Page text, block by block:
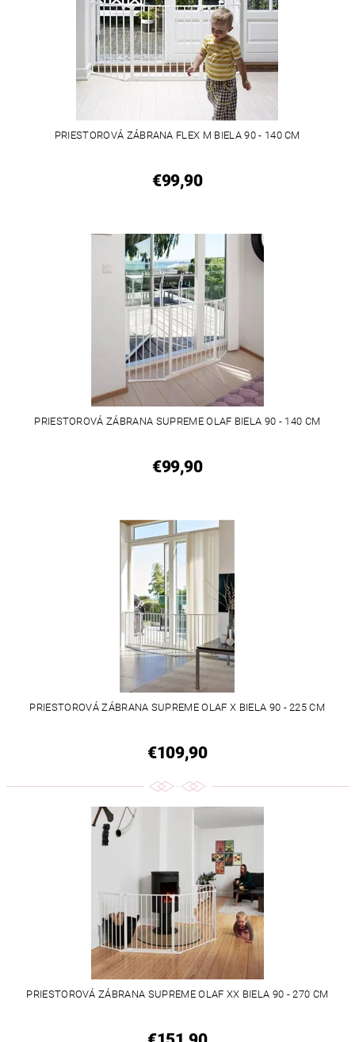
PRIESTOROVÁ ZÁBRANA FLEX M BIELA 90 - 140 CM
€99,90
PRIESTOROVÁ ZÁBRANA SUPREME OLAF BIELA 90 - 140 CM
€99,90
PRIESTOROVÁ ZÁBRANA SUPREME OLAF X BIELA 90 - 225 CM
€109,90
PRIESTOROVÁ ZÁBRANA SUPREME OLAF XX BIELA 90 - 270 CM